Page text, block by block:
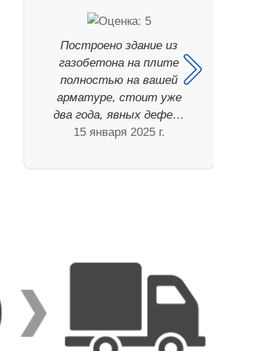
Построено здание из
газобетона на плите
полностью на вашей
арматуре, стоит уже
два года, явных дефе…
15 января 2025 г.